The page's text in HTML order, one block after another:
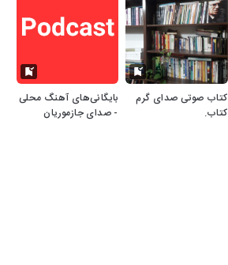
کتاب صوتی صدای گرم
کتاب.
بایگانی‌های آهنگ محلی
- صدای جازموریان